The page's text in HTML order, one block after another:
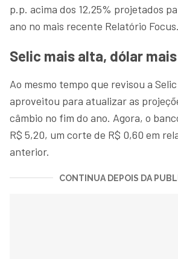
p.p. acima dos 12,25% projetados
ano no mais recente Relatório Focus.
Selic mais alta, dólar
Ao mesmo tempo que revisou a
aproveitou para atualizar as
câmbio no fim do ano. Agora, o
R$ 5,20, um corte de R$ 0,60 em
anterior.
CONTINUA DEPOIS DA